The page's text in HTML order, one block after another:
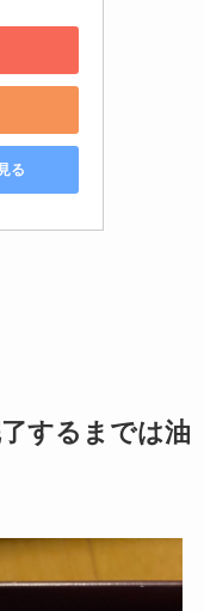
る
するまでは油